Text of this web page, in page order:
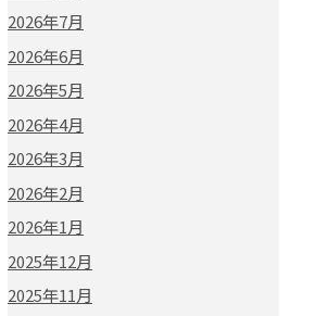
2026年7月
2026年6月
2026年5月
2026年4月
2026年3月
2026年2月
2026年1月
2025年12月
2025年11月